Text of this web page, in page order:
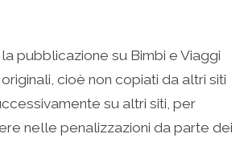
pubblicazione su Bimbi e Viaggi
cioè non copiati da altri siti
su altri siti, per
nelle penalizzazioni da parte dei